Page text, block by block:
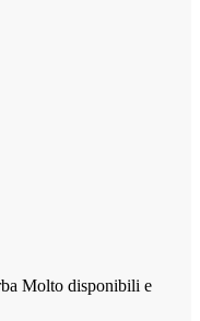
Molto disponibili e